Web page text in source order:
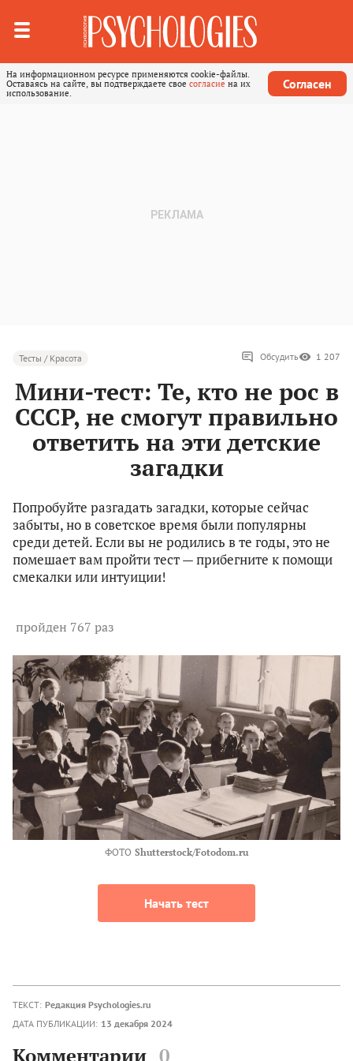
На информационном ресурсе применяются cookie-файлы.
Оставаясь на сайте, вы подтверждаете свое согласие на их
использование.
Согласен
Тесты / Красота Обсудить 1 207
Мини-тест: Те, кто не рос в
СССР, не смогут правильно
ответить на эти детские
загадки
Попробуйте разгадать загадки, которые сейчас
забыты, но в советское время были популярны
среди детей. Если вы не родились в те годы, это не
помешает вам пройти тест — прибегните к помощи
смекалки или интуиции!
пройден 767 раз
ФОТО Shutterstock/Fotodom.ru
Начать тест
ТЕКСТ: Редакция Psychologies.ru
ДАТА ПУБЛИКАЦИИ: 13 декабря 2024
Комментарии 0